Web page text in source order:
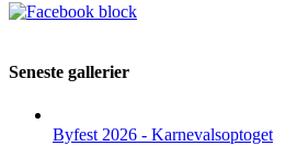
Seneste gallerier
Byfest 2026 - Karnevalsoptoget